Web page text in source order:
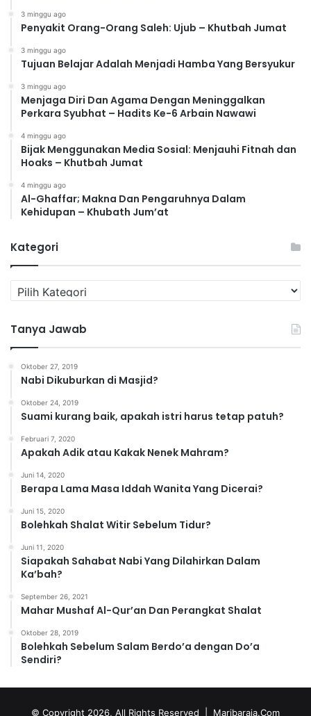
3 minggu ago
Penyakit Orang-Orang Saleh: Ujub – Khutbah Jumat
3 minggu ago
Tujuan Belajar Adalah Menjadi Hamba Yang Bersyukur
3 minggu ago
Menjaga Diri Dan Agama Dengan Meninggalkan
Perkara Syubhat – Hadits Ke-6 Arbain Nawawi
4 minggu ago
Bijak Menggunakan Media Sosial: Menjauhi Fitnah dan
Hoaks – Khutbah Jumat
4 minggu ago
Al-Ghaffar; Makna Dan Pengaruhnya Dalam
Kehidupan – Khubath Jum’at
Kategori
a
e
g
Tanya Jawab
Oktober 27, 2019
Nabi Dikuburkan di Masjid?
Oktober 24, 2019
Suami kurang baik, apakah istri harus tetap patuh?
Februari 7, 2020
Apakah Adik atau Kakak Nenek Mahram?
Juni 14, 2020
Berapa Lama Masa Iddah Wanita Yang Dicerai?
Juni 15, 2020
Bolehkah Shalat Witir Sebelum Tidur?
Juni 11, 2020
Siapakah Sahabat Nabi Yang Dilahirkan Dalam
Ka’bah?
September 26, 2021
Mahar Mushaf Al-Qur’an Dan Perangkat Shalat
Oktober 28, 2019
Bolehkah Sebelum Salam Berdo’a dengan Do’a
Sendiri?
© Copyright 2026, All Rights Reserved | Maribaraja.Com